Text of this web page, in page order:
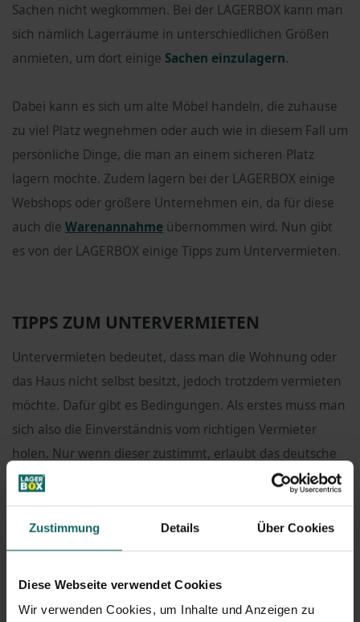
Zustimmung Details Über Cookies
Diese Webseite verwendet Cookies
Wir verwenden Cookies, um Inhalte und Anzeigen zu
Sachen nicht wegkommen. Bei der LAGERBOX kann man
sich nämlich Lagerräume in unterschiedlichen Größen
anmieten, um dort einige Sachen einzulagern.
Dabei kann es sich um alte Möbel handeln, die zuhause
zu viel Platz wegnehmen oder auch wie in diesem Fall um
persönliche Dinge, die man an einem sicheren Platz
lagern möchte. Zudem lagern bei der LAGERBOX einige
Webshops oder größere Unternehmen ein, da für diese
auch die Warenannahme übernommen wird. Nun gibt
es von der LAGERBOX einige Tipps zum Untervermieten.
TIPPS ZUM UNTERVERMIETEN
Untervermieten bedeutet, dass man die Wohnung oder
das Haus nicht selbst besitzt, jedoch trotzdem vermieten
möchte. Dafür gibt es Bedingungen. Als erstes muss man
sich also die Einverständnis vom richtigen Vermieter
holen. Nur wenn dieser zustimmt, erlaubt das deutsche
Gesetz
Mit dem Vermieter müssen dann die Konditionen
abgeklärt werden. Schließlich trägt dieser dann das Risiko